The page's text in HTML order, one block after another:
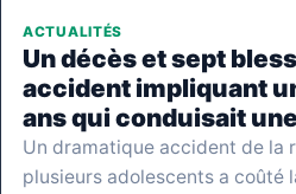
ACTUALITÉS
Un décès et sept
accident impliquant
ans qui conduisait
Un dramatique accident de la
plusieurs adolescents a coûté